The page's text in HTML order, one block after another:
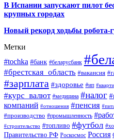
В Испании запускают пилот
крупных городах
Новый рекорд ходьбы робота-
Метки
#tochka #банк #беларусбанк
#брестская_область #вакансия
#зарплата #здоровье #ип
#курс_валют #медицина #налог
компаний #отношения #пенсия
#производство #промышленность
#строительство #топливо #футбол
Правительство РФ Роскосмос Россия